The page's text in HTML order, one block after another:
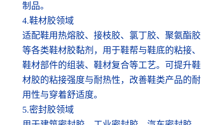
制品。
4.鞋材胶领域
适配鞋用热熔胶、接枝胶、氯丁胶、聚氨酯胶
等各类鞋材胶黏剂，用于鞋帮与鞋底的粘接、
鞋材部件的组装、鞋材复合等工艺。可提升鞋
材胶的粘接强度与耐热性，改善鞋类产品的耐
用性与穿着舒适度。
5.密封胶领域